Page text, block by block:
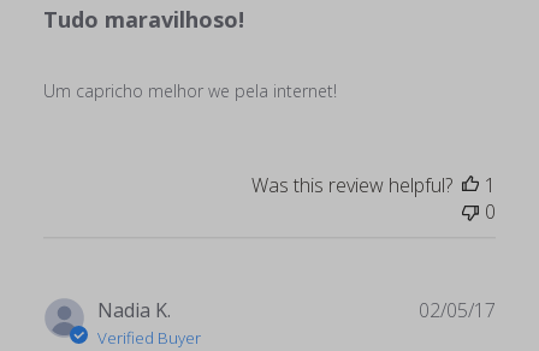
Tudo maravilhoso!
Um capricho melhor we pela internet!
Was this review helpful?
1
0
Nadia K.
Verified Buyer
02/05/17